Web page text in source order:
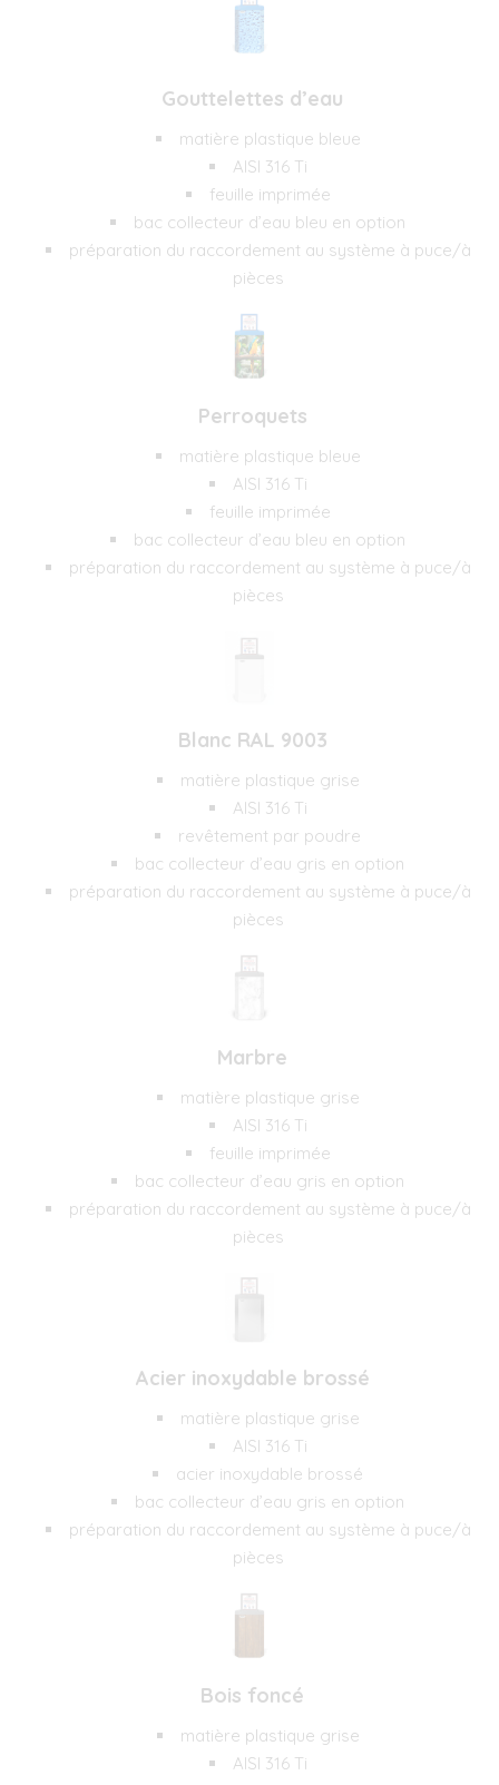
Gouttelettes d’eau
matière plastique bleue
AISI 316 Ti
feuille imprimée
bac collecteur d’eau bleu en option
préparation du raccordement au système à puce/à
pièces
Perroquets
matière plastique bleue
AISI 316 Ti
feuille imprimée
bac collecteur d’eau bleu en option
préparation du raccordement au système à puce/à
pièces
Blanc RAL 9003
matière plastique grise
AISI 316 Ti
revêtement par poudre
bac collecteur d’eau gris en option
préparation du raccordement au système à puce/à
pièces
Marbre
matière plastique grise
AISI 316 Ti
feuille imprimée
bac collecteur d’eau gris en option
préparation du raccordement au système à puce/à
pièces
Acier inoxydable brossé
matière plastique grise
AISI 316 Ti
acier inoxydable brossé
bac collecteur d’eau gris en option
préparation du raccordement au système à puce/à
pièces
Bois foncé
matière plastique grise
AISI 316 Ti